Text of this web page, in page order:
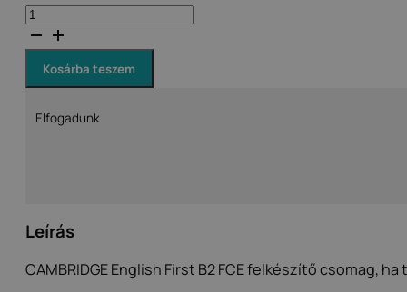
Cambridge
FCE
(B2
First)
felkészítő
csomag
mennyiség
Kosárba teszem
Elfogadunk
Leírás
CAMBRIDGE English First B2 FCE felkészítő csomag,